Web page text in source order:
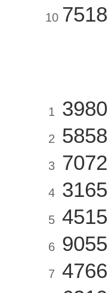
10 7518
1 3980
2 5858
3 7072
4 3165
5 4515
6 9055
7 4766